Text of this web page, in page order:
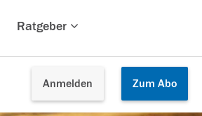
Ratgeber
Anmelden Zum Abo